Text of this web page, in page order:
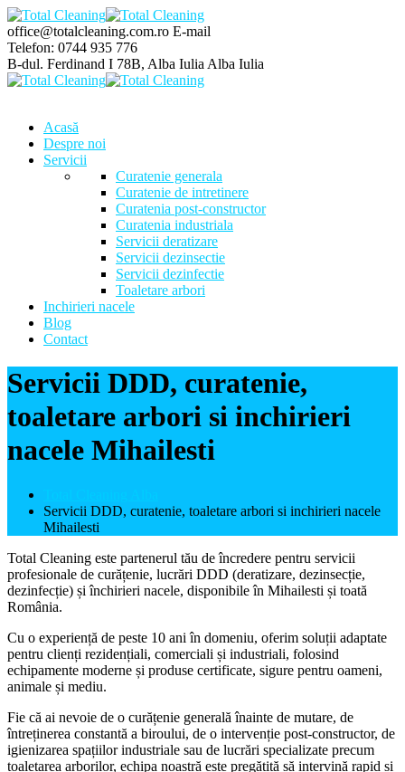
office@totalcleaning.com.ro E-mail
Telefon: 0744 935 776
B-dul. Ferdinand I 78B, Alba Iulia Alba Iulia
Acasă
Despre noi
Servicii
Curatenie generala
Curatenie de intretinere
Curatenia post-constructor
Curatenia industriala
Servicii deratizare
Servicii dezinsectie
Servicii dezinfectie
Toaletare arbori
Inchirieri nacele
Blog
Contact
Servicii DDD, curatenie,
toaletare arbori si inchirieri
nacele Mihailesti
Servicii DDD, curatenie, toaletare arbori si inchirieri nacele
Mihailesti
Total Cleaning este partenerul tău de încredere pentru servicii
profesionale de curățenie, lucrări DDD (deratizare, dezinsecție,
dezinfecție) și închirieri nacele, disponibile în Mihailesti și toată
România.
Cu o experiență de peste 10 ani în domeniu, oferim soluții adaptate
pentru clienți rezidențiali, comerciali și industriali, folosind
echipamente moderne și produse certificate, sigure pentru oameni,
animale și mediu.
Fie că ai nevoie de o curățenie generală înainte de mutare, de
întreținerea constantă a biroului, de o intervenție post-constructor, de
igienizarea spațiilor industriale sau de lucrări specializate precum
toaletarea arborilor, echipa noastră este pregătită să intervină rapid și